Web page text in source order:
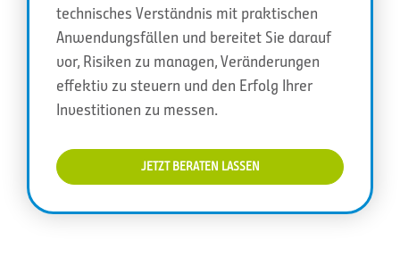
technisches Verständnis mit praktischen
Anwendungsfällen und bereitet Sie darauf
vor, Risiken zu managen, Veränderungen
effektiv zu steuern und den Erfolg Ihrer
Investitionen zu messen.
JETZT BERATEN LASSEN